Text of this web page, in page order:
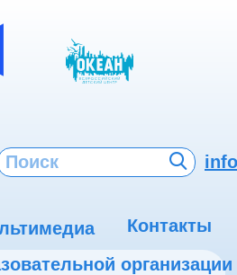
Контакты
организации